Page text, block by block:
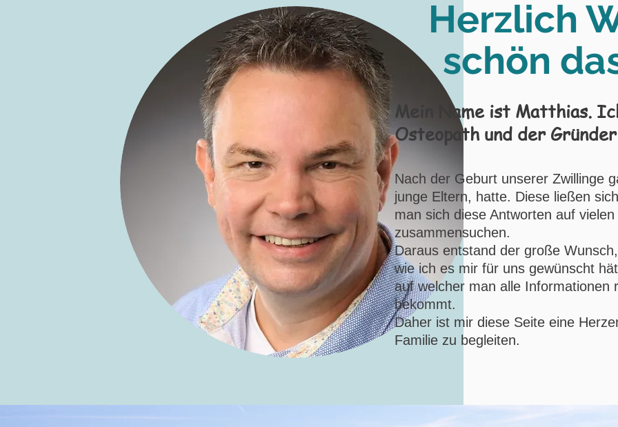
Herzlich
schön
Mein Name ist Matthias.
Osteopath und der Gründer
Nach der Geburt unserer Zwillinge
junge Eltern, hatte. Diese ließen
man sich diese Antworten auf
zusammensuchen.
Daraus entstand der große
wie ich es mir für uns gewünscht
auf welcher man alle Informationen
bekommt.
Daher ist mir diese Seite eine
Familie zu begleiten.